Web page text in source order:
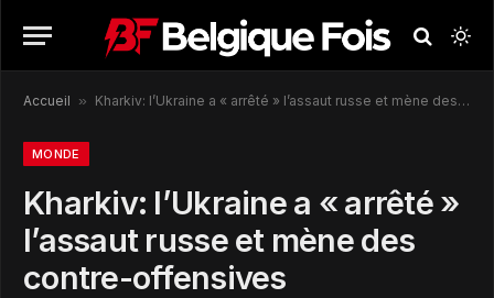
Accueil » Kharkiv: l’Ukraine a « arrêté » l’assaut russe et mène des contre-offensives
MONDE
Kharkiv: l’Ukraine a « arrêté »
l’assaut russe et mène des
contre-offensives